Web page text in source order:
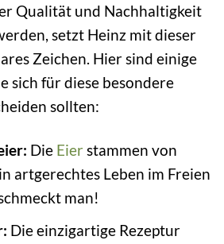
Qualität und Nachhaltigkeit
setzt Heinz mit dieser
Zeichen. Hier sind einige
sich für diese besondere
sollten:
Die Eier stammen von
artgerechtes Leben im Freien
man!
Die einzigartige Rezeptur